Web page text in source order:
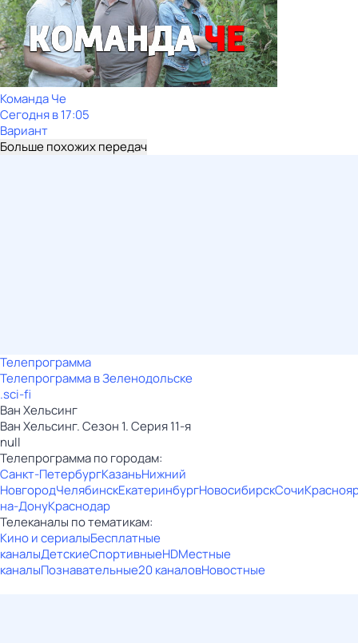
Команда Че
Сегодня в 17:05
Вариант
Больше похожих передач
Телепрограмма
Телепрограмма в Зеленодольске
.sci-fi
Ван Хельсинг
Ван Хельсинг. Сезон 1. Серия 11-я
null
Телепрограмма по городам:
Санкт-ПетербургКазаньНижний
НовгородЧелябинскЕкатеринбургНовосибирскСочи
на-ДонуКраснодар
Телеканалы по тематикам:
Кино и сериалыБесплатные
каналыДетскиеСпортивныеHDМестные
каналыПознавательные20 каналовНовостные